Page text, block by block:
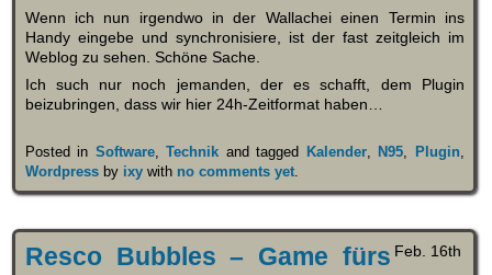
Wenn ich nun irgendwo in der Wallachei einen Termin ins
Handy eingebe und synchronisiere, ist der fast zeitgleich im
Weblog zu sehen. Schöne Sache.
Ich such nur noch jemanden, der es schafft, dem Plugin
beizubringen, dass wir hier 24h-Zeitformat haben…
Posted in Software,Technik and tagged Kalender,N95 Plugin,
Wordpressby ixywith no comments yet.
Feb. 16th
Resco Bubbles – Game fürs